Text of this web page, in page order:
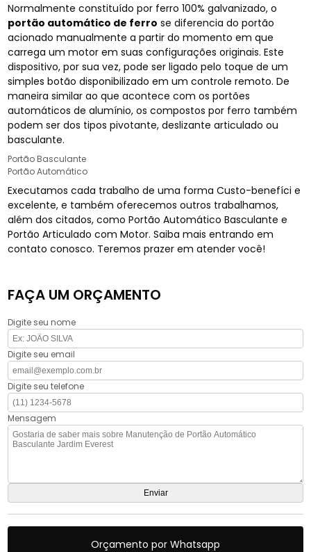
Normalmente constituído por ferro 100% galvanizado, o
portão automático de ferro se diferencia do portão
acionado manualmente a partir do momento em que
carrega um motor em suas configurações originais. Este
dispositivo, por sua vez, pode ser ligado pelo toque de um
simples botão disponibilizado em um controle remoto. De
maneira similar ao que acontece com os portões
automáticos de alumínio, os compostos por ferro também
podem ser dos tipos pivotante, deslizante articulado ou
basculante.
Portão Basculante
Portão Automático
Executamos cada trabalho de uma forma Custo-benefíci e
excelente, e também oferecemos outros trabalhamos,
além dos citados, como Portão Automático Basculante e
Portão Articulado com Motor. Saiba mais entrando em
contato conosco. Teremos prazer em atender você!
FAÇA UM ORÇAMENTO
Digite seu nome
Digite seu email
Digite seu telefone
Mensagem
Orçamento por Whatsapp